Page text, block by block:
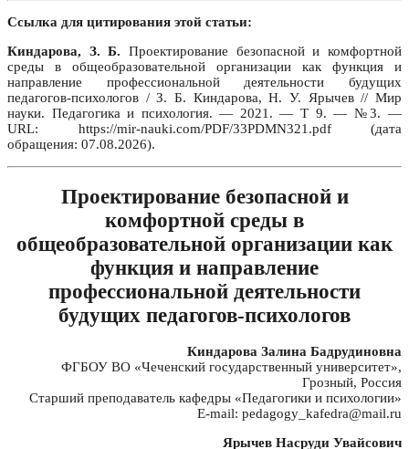
Ссылка для цитирования этой статьи:
Киндарова, З. Б. Проектирование безопасной и комфортной
среды в общеобразовательной организации как функция и
направление профессиональной деятельности будущих
педагогов-психологов / З. Б. Киндарова, Н. У. Ярычев // Мир
науки. Педагогика и психология. — 2021. — Т 9. — №3. —
URL: https://mir-nauki.com/PDF/33PDMN321.pdf (дата
обращения: 07.08.2026).
Проектирование безопасной и
комфортной среды в
общеобразовательной организации как
функция и направление
профессиональной деятельности
будущих педагогов-психологов
Киндарова Залина Бадрудиновна
ФГБОУ ВО «Чеченский государственный университет»,
Грозный, Россия
Старший преподаватель кафедры «Педагогики и психологии»
E-mail: pedagogy_kafedra@mail.ru
Ярычев Насруди Увайсович